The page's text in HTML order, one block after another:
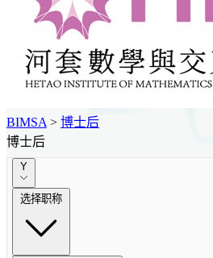
BIMSA > 博士后
博士后
Y
选择职称